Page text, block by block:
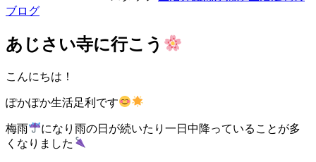
ブログ
あじさい寺に行こう
こんにちは！
ぽかぽか生活足利です
梅雨
になり雨の日が続いたり一日中降っていることが多
くなりました